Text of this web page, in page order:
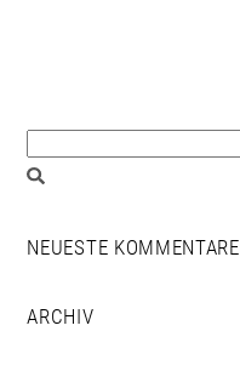
NEUESTE KOMMENTARE
ARCHIV